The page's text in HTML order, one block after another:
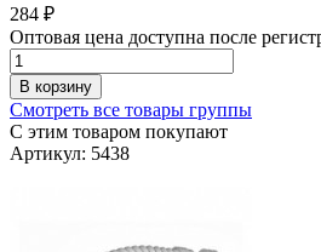
284 ₽
Оптовая цена доступна после
В корзину
Смотреть все товары группы
С этим товаром покупают
Артикул: 5438